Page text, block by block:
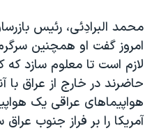
فرهنگ و زندگی
حقوق شهروندی
اقتصادی
علم و فناوری
اسرائیل در جنگ
مستندها
انتخابات ریاست جمهوری آمریکا
حمله جمهوری اسلامی به
رمز مهسا
ورزش زنان در ایران
دنبال کنید
زبانهای مختلف
محمد البرادِئی، رئيس
امروز گفت او همچنين
لازم است تا معلوم سازد که
حاضرند در خارج از عراق
هواپيماهای عراقی يک
آمريکا را بر فراز جنوب